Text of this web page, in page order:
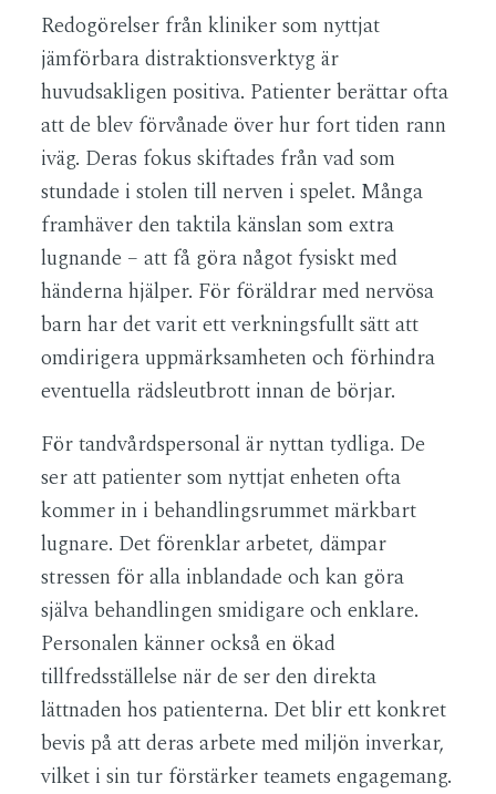
Redogörelser från kliniker som nyttjat
jämförbara distraktionsverktyg är
huvudsakligen positiva. Patienter berättar ofta
att de blev förvånade över hur fort tiden rann
iväg. Deras fokus skiftades från vad som
stundade i stolen till nerven i spelet. Många
framhäver den taktila känslan som extra
lugnande – att få göra något fysiskt med
händerna hjälper. För föräldrar med nervösa
barn har det varit ett verkningsfullt sätt att
omdirigera uppmärksamheten och förhindra
eventuella rädsleutbrott innan de börjar.
För tandvårdspersonal är nyttan tydliga. De
ser att patienter som nyttjat enheten ofta
kommer in i behandlingsrummet märkbart
lugnare. Det förenklar arbetet, dämpar
stressen för alla inblandade och kan göra
själva behandlingen smidigare och enklare.
Personalen känner också en ökad
tillfredsställelse när de ser den direkta
lättnaden hos patienterna. Det blir ett konkret
bevis på att deras arbete med miljön inverkar,
vilket i sin tur förstärker teamets engagemang.